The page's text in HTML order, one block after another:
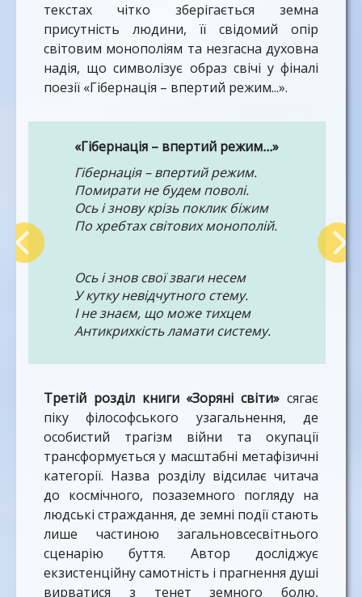
текстах чітко зберігається земна
присутність людини, її свідомий опір
світовим монополіям та незгасна духовна
надія, що символізує образ свічі у фіналі
поезії «Гібернація – впертий режим...».
«Гібернація – впертий режим...»
Гібернація – впертий режим.
Помирати не будем поволі.
Ось і знову крізь поклик біжим
По хребтах світових монополій.
Ось і знов свої зваги несем
У кутку невідчутного стему.
І не знаєм, що може тихцем
Антикрихкість ламати систему.
Накладає на душі півтони,
То палатиме в небі свіча,
Доки в наших очах не потоне.
Третій розділ книги «Зоряні світи» сягає
піку філософського узагальнення, де
особистий трагізм війни та окупації
трансформується у масштабні метафізичні
категорії. Назва розділу відсилає читача
до космічного, позаземного погляду на
людські страждання, де земні події стають
лише частиною загальновсесвітнього
сценарію буття. Автор досліджує
екзистенційну самотність і прагнення душі
вирватися з тенет земного болю,